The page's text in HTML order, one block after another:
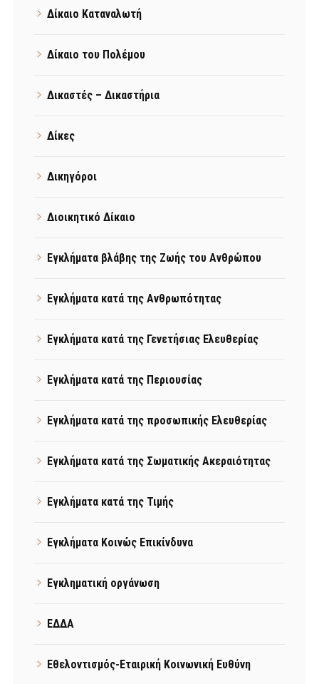
Δίκαιο Καταναλωτή
Δίκαιο του Πολέμου
Δικαστές – Δικαστήρια
Δίκες
Δικηγόροι
Διοικητικό Δίκαιο
Εγκλήματα βλάβης της Ζωής του Ανθρώπου
Εγκλήματα κατά της Ανθρωπότητας
Εγκλήματα κατά της Γενετήσιας Ελευθερίας
Εγκλήματα κατά της Περιουσίας
Εγκλήματα κατά της προσωπικής Ελευθερίας
Εγκλήματα κατά της Σωματικής Ακεραιότητας
Εγκλήματα κατά της Τιμής
Εγκλήματα Κοινώς Επικίνδυνα
Εγκληματική οργάνωση
ΕΔΔΑ
Εθελοντισμός-Εταιρική Κοινωνική Ευθύνη